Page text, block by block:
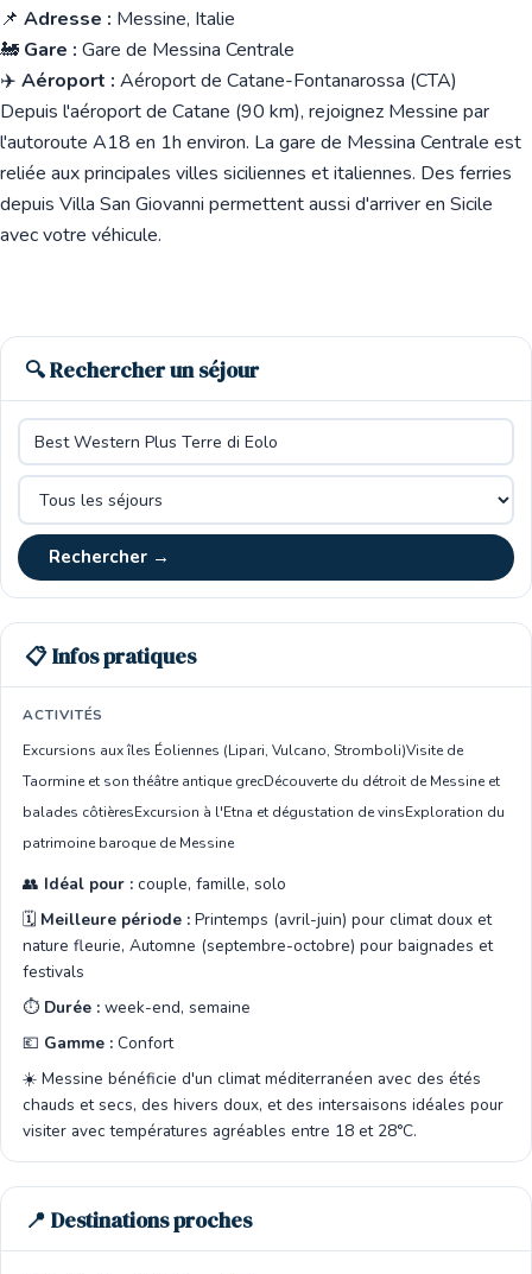
📌 Adresse : Messine, Italie
🚂 Gare : Gare de Messina Centrale
✈️ Aéroport : Aéroport de Catane-Fontanarossa (CTA)
Depuis l'aéroport de Catane (90 km), rejoignez Messine par
l'autoroute A18 en 1h environ. La gare de Messina Centrale est
reliée aux principales villes siciliennes et italiennes. Des ferries
depuis Villa San Giovanni permettent aussi d'arriver en Sicile
avec votre véhicule.
🔍 Rechercher un séjour
Rechercher →
📋 Infos pratiques
ACTIVITÉS
Excursions aux îles Éoliennes (Lipari, Vulcano, Stromboli)Visite de
Taormine et son théâtre antique grecDécouverte du détroit de Messine et
balades côtièresExcursion à l'Etna et dégustation de vinsExploration du
patrimoine baroque de Messine
👥 Idéal pour : couple, famille, solo
🗓️ Meilleure période : Printemps (avril-juin) pour climat doux et
nature fleurie, Automne (septembre-octobre) pour baignades et
festivals
⏱️ Durée : week-end, semaine
💶 Gamme : Confort
☀️ Messine bénéficie d'un climat méditerranéen avec des étés
chauds et secs, des hivers doux, et des intersaisons idéales pour
visiter avec températures agréables entre 18 et 28°C.
📍 Destinations proches